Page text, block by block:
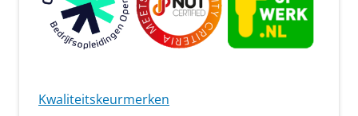
Kwaliteitskeurmerken